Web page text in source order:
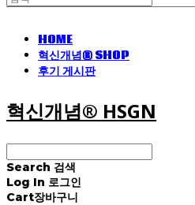
HOME
혁신개념® SHOP
후기 게시판
혁신개념® HSGN
Search 검색
Log In 로그인
Cart장바구니